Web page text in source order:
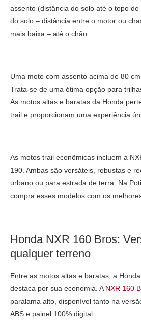
assento (distância do solo até o topo
do solo – distância entre o motor ou
mais baixa – até o chão.
Uma moto com assento acima de 80
Trata-se de uma ótima opção para
As motos altas e baratas da Honda
trail e proporcionam uma experiência
As motos trail econômicas incluem a
190. Ambas são versáteis, robustas e
urbano ou para estrada de terra. Na
compra esses modelos com os
Honda NXR 160 Bros:
qualquer terreno
Entre as motos altas e baratas, a
destaca por sua economia. A NXR 160
paralama alto, disponível tanto na
ABS e painel 100% digital.